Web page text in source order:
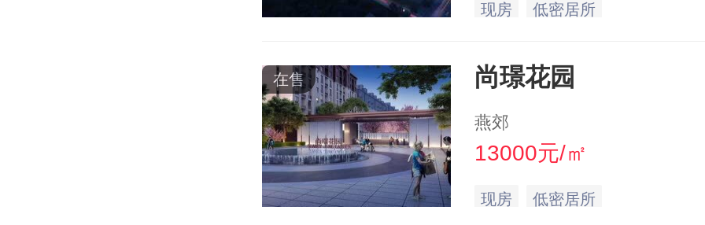
现房 低密居所
在售 尚璟花园
燕郊
13000元/㎡
现房 低密居所